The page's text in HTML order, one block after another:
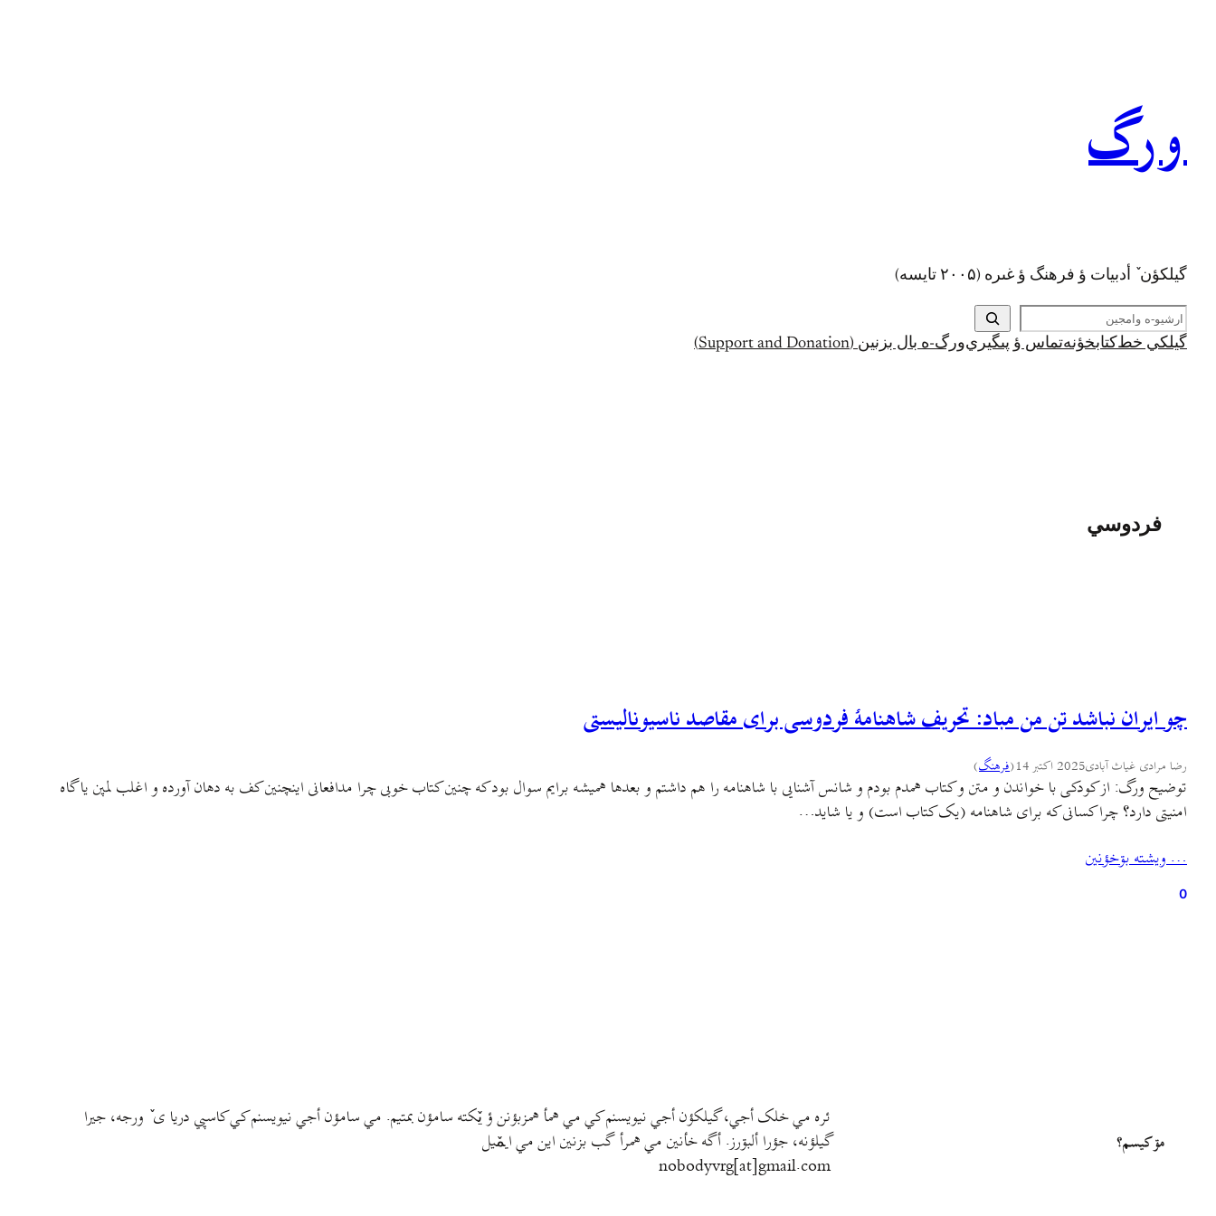
ورگ
گيلکؤن ٚ أدبیات ؤ فرهنگ ؤ غىره (۲۰۰۵ تايسه)
ج
س
تگيلکي خط کتابخؤنهتماس ؤ پىگيريورگ-ه بال بزنين (Support and Donation)
فردوسي
چو ایران نباشد تن من مباد: تحریف شاهنامهٔ فردوسی برای مقاصد ناسیونالیستی
رضا مرادی غیاث آبادی2025 اکتبر 14 (فرهنگ)
توضیح ورگ: از کودکی با خواندن و متن و کتاب همدم بودم و شانس آشنایی با شاهنامه را هم داشتم و بعدها همیشه برایم سوال بود که چنین کتاب خوبی چرا مدافعانی اینچنین کف به دهان آورده و اغلب لمپن یا گاه
امنیتی دارد؟ چرا کسانی که برای شاهنامه (یک کتاب است) و یا شاید…
… ويشته بۊخؤنين
0
مۊ کيسم؟
ئره مي خلک أجي، گيلکؤن أجي نيويسنم کي مي همأ همزبؤنن ؤ يٚکته سامؤن بمتيم. مي سامؤن أجي نيويسنم کي کاسپي دريا ی ٚ ورجه، جيرا
گيلؤنه، جؤرا ألبۊرز. أگه خأنين مي همرأ گب بزنين اين مي ايمٚیل‌ ‌
nobodyvrg[at]gmail.com